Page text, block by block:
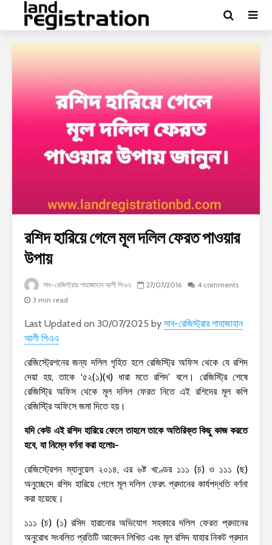
রশিদ হারিয়ে গেলে মূল দলিল ফেরত পাওয়ার
উপায়
সাব-রেজিস্ট্রার শাহাজাহান আলী পিএএ 27/07/2016
4 comments
3 min read
Last Updated on 30/07/2025 by সাব-রেজিস্ট্রার শাহাজাহান
আলী পিএএ
রেজিস্ট্রেশনের জন্য দলিল গৃহিত হলে রেজিস্ট্রি অফিস থেকে যে রশিদ
দেয়া হয়, তাকে ‘৫২(১)(খ) ধারা মতে রশিদ’ বলে। রেজিস্ট্রি শেষে
রেজিস্ট্রি অফিস থেকে মূল দলিল ফেরত নিতে এই রশিদের মূল কপি
রেজিস্ট্রি অফিসে জমা দিতে হয়।
যদি কেউ এই রশিদ হারিয়ে ফেলে তাহলে তাকে অতিরিক্ত কিছু কাজ করতে
হবে, যা নিম্নে বর্ণনা করা হলোঃ-
রেজিস্ট্রেশন ম্যানুয়েল ২০১৪, এর ৬ষ্ট খণ্ডের ১১১ (চ) ও ১১১ (ছ)
অনুচ্ছেদে রশিদ হারিয়ে গেলে মূল দলিল ফেরৎ প্রদানের কার্যপদ্ধতি বর্ণনা
করা হয়েছে।
১১১ (চ) (১) রসিদ হারানোর অভিযোগ সহকারে দলিল ফেরত প্রদানের
অনুরোধ সংবলিত প্রতিটি আবেদন লিখিত এবং মূল রসিদ যাহার নিকট প্রদান